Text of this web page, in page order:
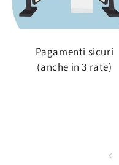
Pagamenti sicuri
(anche in 3 rate)